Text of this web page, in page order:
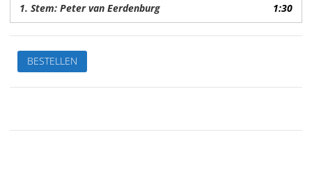
1. Stem: Peter van Eerdenburg 1:30
FanatiekVan:
Alberto
MoraviaStem:
EerdenburgSpeelduur:13'07"
BESTELLEN